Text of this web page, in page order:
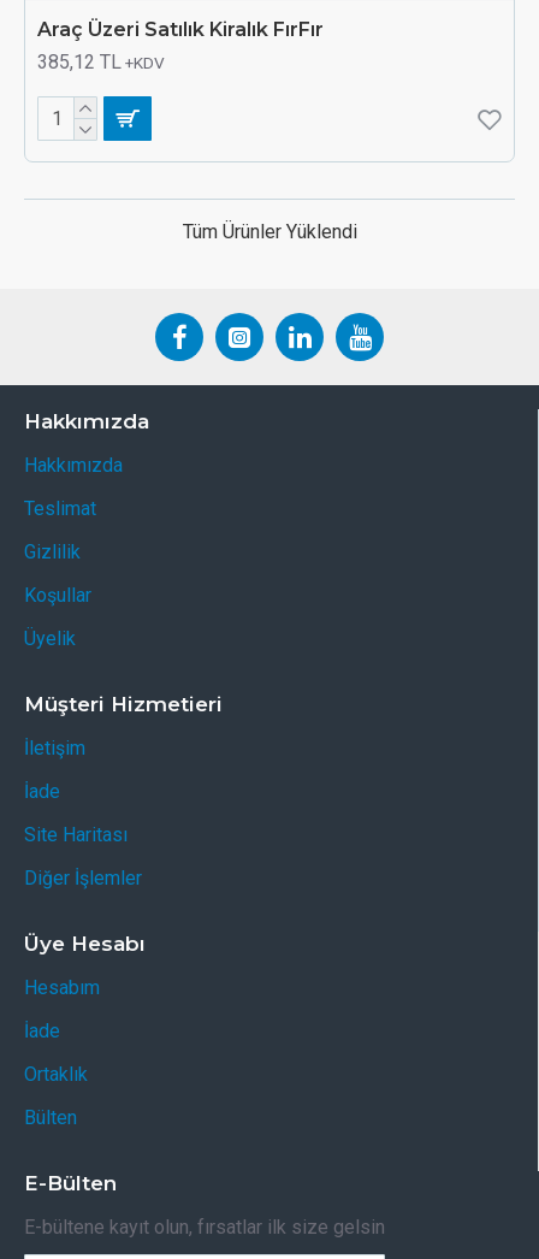
Araç Üzeri Satılık Kiralık FırFır
385,12 TL+KDV
Tüm Ürünler Yüklendi
Hakkımızda
Hakkımızda
Teslimat
Gizlilik
Koşullar
Üyelik
Müşteri Hizmetieri
İletişim
İade
Site Haritası
Diğer İşlemler
Üye Hesabı
Hesabım
İade
Ortaklık
Bülten
E-Bülten
E-bültene kayıt olun, fırsatlar ilk size gelsin